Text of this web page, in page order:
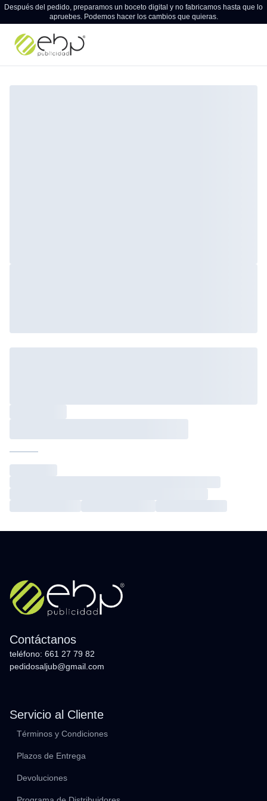
Después del pedido, preparamos un boceto digital y no fabricamos hasta que lo
apruebes. Podemos hacer los cambios que quieras.
Contáctanos
teléfono: 661 27 79 82
pedidosaljub@gmail.com
Servicio al Cliente
Términos y Condiciones
Plazos de Entrega
Devoluciones